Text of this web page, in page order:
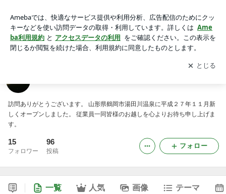
アプリをダウンロードして ブログの更新通知
を受け取りまし
ょう。
開く
訪問ありがとうございます。 山形県鶴岡市湯田川温泉に平成２７年１１月新
しくオープンしました。 従業員一同皆様のお越しを心よりお待ち申し上げま
す。
15
フォロワー
96
投稿
フォロー
一覧 人気 画像 テーマ